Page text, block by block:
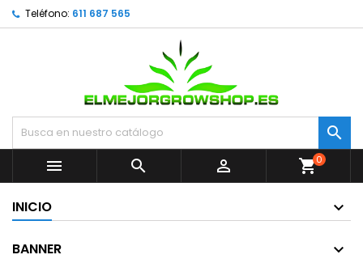
Teléfono: 611 687 565


  shopping_cart0
INICIO
BANNER